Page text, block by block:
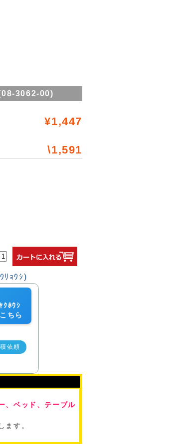
3062-00)
¥1,447
\1,591
ﾎｳｼ
ちら
依頼
、ベッド、テーブル
ます。